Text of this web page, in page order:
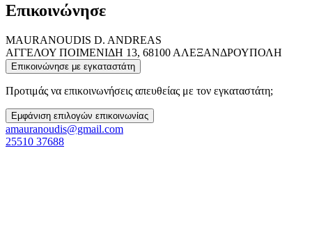
Επικοινώνησε
MAURANOUDIS D. ANDREAS
ΑΓΓΕΛΟΥ ΠΟΙΜΕΝΙΔΗ 13, 68100 ΑΛΕΞΑΝΔΡΟΥΠΟΛΗ
Επικοινώνησε με εγκαταστάτη
Προτιμάς να επικοινωνήσεις απευθείας με τον εγκαταστάτη;
Εμφάνιση επιλογών επικοινωνίας
amauranoudis@gmail.com
25510 37688